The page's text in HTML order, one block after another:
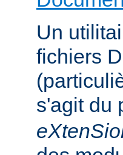
Un
fichiers
s'agit du